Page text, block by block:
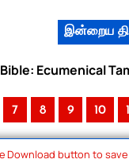
இன்றைய
Ecumenical
7 8 9 10
Download button to save